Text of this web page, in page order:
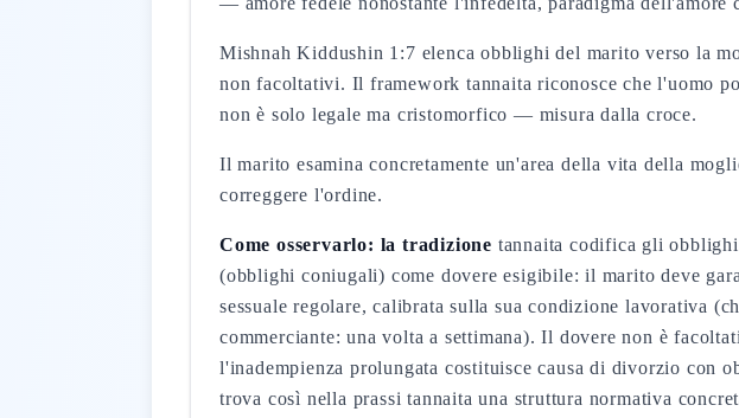
Mishnah Kiddushin 1:7 elenca obblighi del marito verso la
non facoltativi. Il framework tannaita riconosce che l'uomo
non è solo legale ma cristomorfico — misura dalla croce.
Il marito esamina concretamente un'area della vita della
correggere l'ordine.
Come osservarlo: la tradizione tannaita codifica gli
(obblighi coniugali) come dovere esigibile: il marito deve
sessuale regolare, calibrata sulla sua condizione lavorativa
commerciante: una volta a settimana). Il dovere non è
l'inadempienza prolungata costituisce causa di divorzio con
trova così nella prassi tannaita una struttura normativa